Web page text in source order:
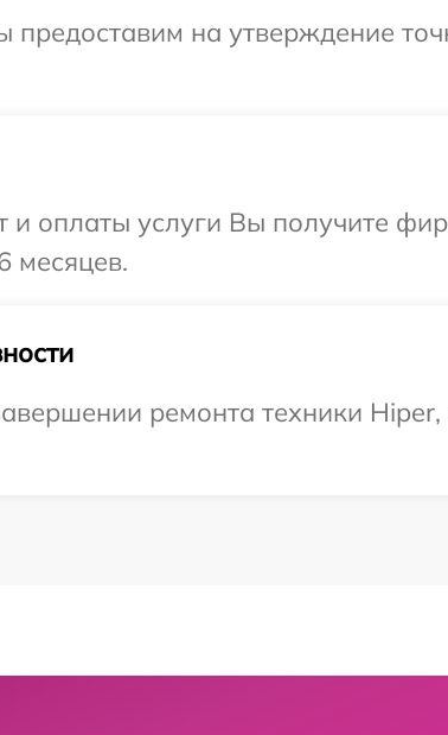
предоставим на утверждение
и оплаты услуги Вы получите
месяцев.
ремонта техники